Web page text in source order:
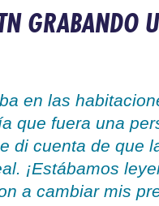
GRABANDO
en las
que fuera una
di cuenta de que
¡Estábamos
a cambiar mis